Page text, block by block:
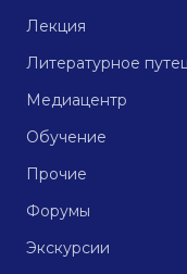
Лекция
Литературное
Медиацентр
Обучение
Прочие
Форумы
Экскурсии